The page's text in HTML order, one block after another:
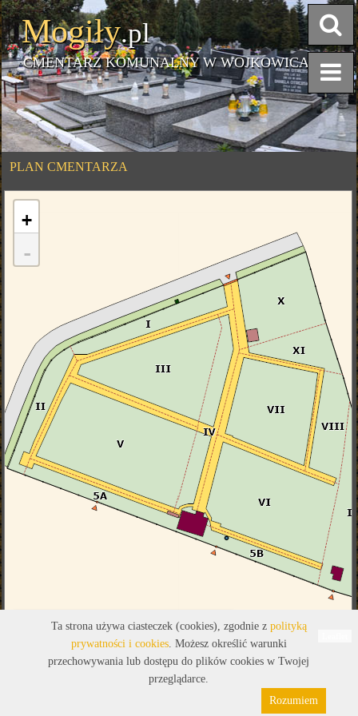
Mogiły.pl
CMENTARZ KOMUNALNY W WOJKOWICACH
PLAN CMENTARZA
Legenda
+
-
Pliki cookies
Ta strona używa ciasteczek (cookies), zgodnie z polityką
prywatności i cookies. Możesz określić warunki
przechowywania lub dostępu do plików cookies w Twojej
przeglądarce.
Rozumiem